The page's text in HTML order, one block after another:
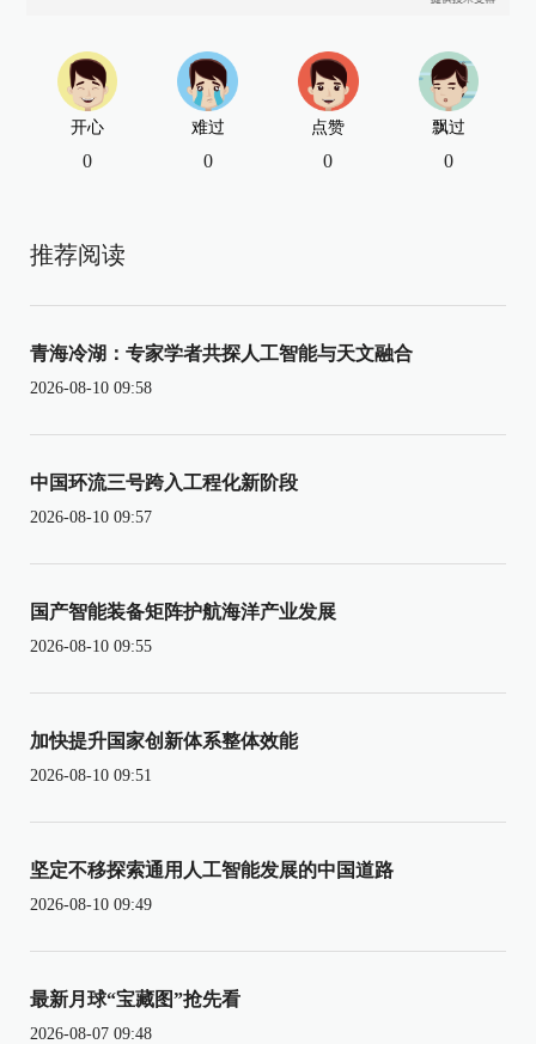
开心
0
难过
0
点赞
0
飘过
0
推荐阅读
青海冷湖：专家学者共探人工智能与天文融合
2026-08-10 09:58
中国环流三号跨入工程化新阶段
2026-08-10 09:57
国产智能装备矩阵护航海洋产业发展
2026-08-10 09:55
加快提升国家创新体系整体效能
2026-08-10 09:51
坚定不移探索通用人工智能发展的中国道路
2026-08-10 09:49
最新月球“宝藏图”抢先看
2026-08-07 09:48